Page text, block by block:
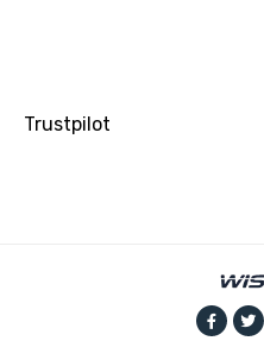
Trustpilot